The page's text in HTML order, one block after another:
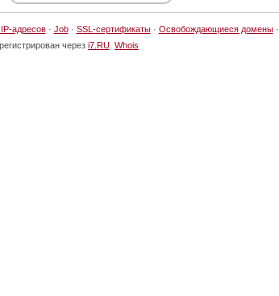
адресов· Job· SSL-сертификаты· Освобождающиеся домены·
через i7.RU Whois